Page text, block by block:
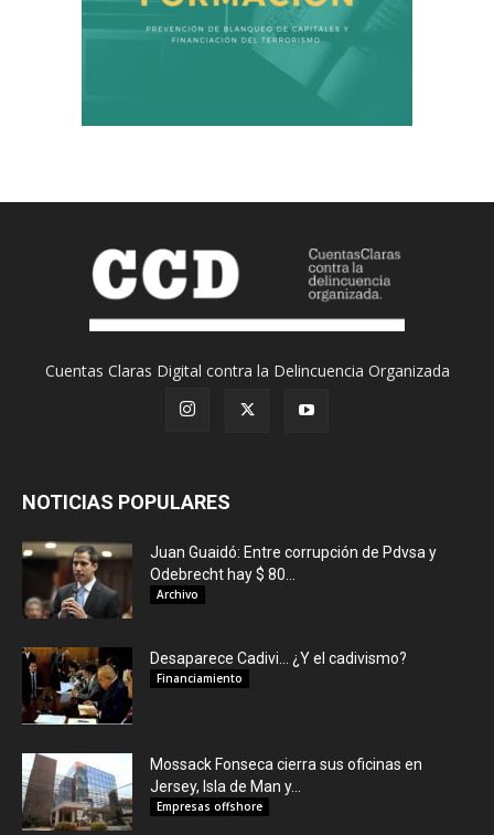
Cuentas Claras Digital contra la Delincuencia Organizada
NOTICIAS POPULARES
Juan Guaidó: Entre corrupción de Pdvsa y
Odebrecht hay $ 80...
Archivo
Desaparece Cadivi… ¿Y el cadivismo?
Financiamiento
Mossack Fonseca cierra sus oficinas en
Jersey, Isla de Man y...
Empresas offshore